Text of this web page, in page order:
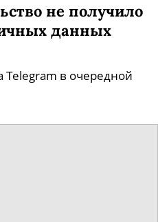
не получило
данных
Telegram в очередной